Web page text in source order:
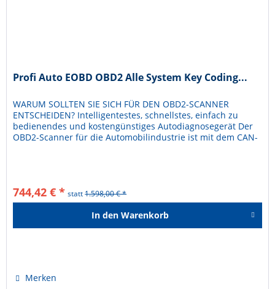
Profi Auto EOBD OBD2 Alle System Key Coding...
WARUM SOLLTEN SIE SICH FÜR DEN OBD2-SCANNER
ENTSCHEIDEN? Intelligentestes, schnellstes, einfach zu
bedienendes und kostengünstiges Autodiagnosegerät Der
OBD2-Scanner für die Automobilindustrie ist mit dem CAN-
744,42 € * statt1.598,00 € *
In den Warenkorb
Merken